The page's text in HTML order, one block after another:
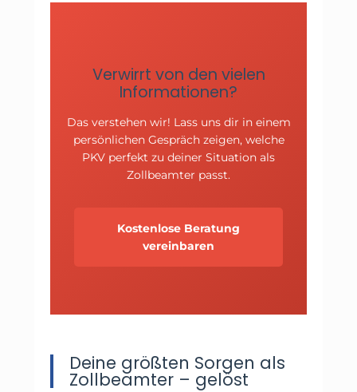
Verwirrt von den vielen
Informationen?
Das verstehen wir! Lass uns dir in einem
persönlichen Gespräch zeigen, welche
PKV perfekt zu deiner Situation als
Zollbeamter passt.
Kostenlose Beratung
vereinbaren
Deine größten Sorgen als
Zollbeamter – gelöst